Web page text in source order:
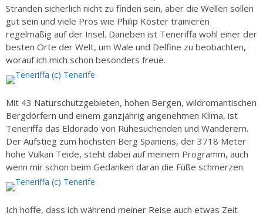
Stränden sicherlich nicht zu finden sein, aber die Wellen sollen
gut sein und viele Pros wie Philip Köster trainieren
regelmäßig auf der Insel. Daneben ist Teneriffa wohl einer der
besten Orte der Welt, um Wale und Delfine zu beobachten,
worauf ich mich schon besonders freue.
Mit 43 Naturschutzgebieten, hohen Bergen, wildromantischen
Bergdörfern und einem ganzjährig angenehmen Klima, ist
Teneriffa das Eldorado von Ruhesuchenden und Wanderern.
Der Aufstieg zum höchsten Berg Spaniens, der 3718 Meter
hohe Vulkan Teide, steht dabei auf meinem Programm, auch
wenn mir schon beim Gedanken daran die Füße schmerzen.
Ich hoffe, dass ich während meiner Reise auch etwas Zeit